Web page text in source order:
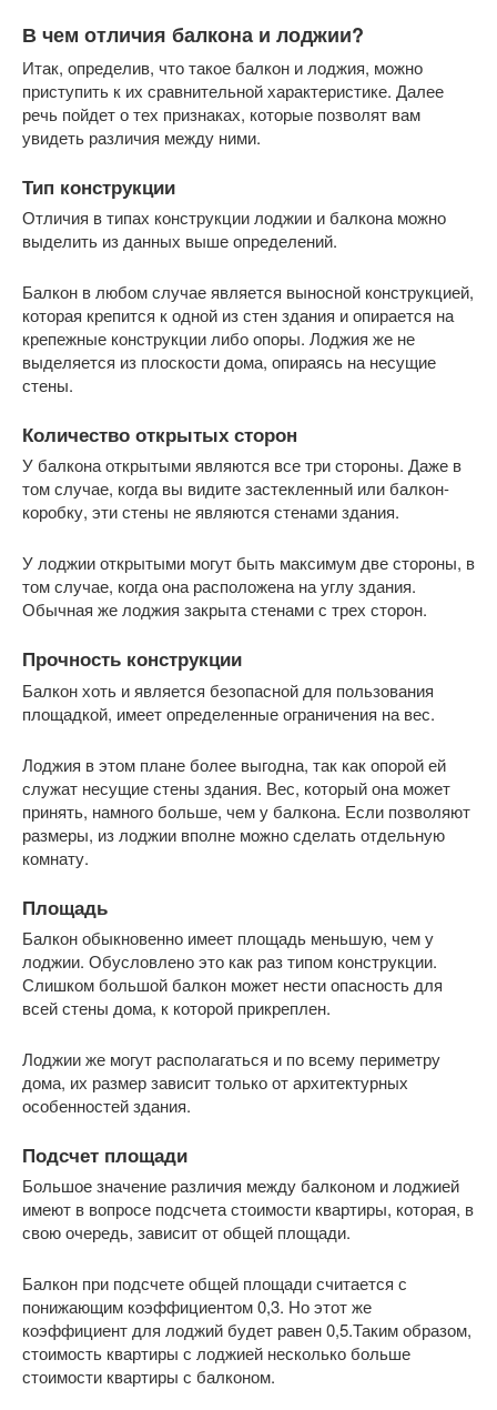
В чем отличия балкона и лоджии?
Итак, определив, что такое балкон и лоджия, можно
приступить к их сравнительной характеристике. Далее
речь пойдет о тех признаках, которые позволят вам
увидеть различия между ними.
Тип конструкции
Отличия в типах конструкции лоджии и балкона можно
выделить из данных выше определений.
Балкон в любом случае является выносной конструкцией,
которая крепится к одной из стен здания и опирается на
крепежные конструкции либо опоры. Лоджия же не
выделяется из плоскости дома, опираясь на несущие
стены.
Количество открытых сторон
У балкона открытыми являются все три стороны. Даже в
том случае, когда вы видите застекленный или балкон-
коробку, эти стены не являются стенами здания.
У лоджии открытыми могут быть максимум две стороны, в
том случае, когда она расположена на углу здания.
Обычная же лоджия закрыта стенами с трех сторон.
Прочность конструкции
Балкон хоть и является безопасной для пользования
площадкой, имеет определенные ограничения на вес.
Лоджия в этом плане более выгодна, так как опорой ей
служат несущие стены здания. Вес, который она может
принять, намного больше, чем у балкона. Если позволяют
размеры, из лоджии вполне можно сделать отдельную
комнату.
Площадь
Балкон обыкновенно имеет площадь меньшую, чем у
лоджии. Обусловлено это как раз типом конструкции.
Слишком большой балкон может нести опасность для
всей стены дома, к которой прикреплен.
Лоджии же могут располагаться и по всему периметру
дома, их размер зависит только от архитектурных
особенностей здания.
Подсчет площади
Большое значение различия между балконом и лоджией
имеют в вопросе подсчета стоимости квартиры, которая, в
свою очередь, зависит от общей площади.
Балкон при подсчете общей площади считается с
понижающим коэффициентом 0,3. Но этот же
коэффициент для лоджий будет равен 0,5.Таким образом,
стоимость квартиры с лоджией несколько больше
стоимости квартиры с балконом.